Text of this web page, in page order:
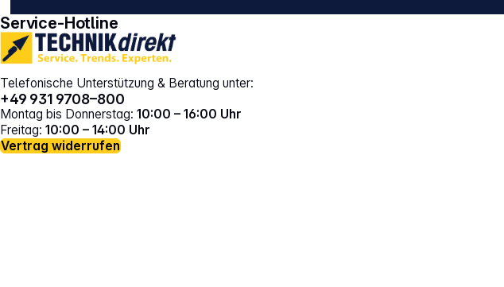
Service-Hotline
Telefonische Unterstützung & Beratung unter:
+49 931 9708–800
Montag bis Donnerstag: 10:00 – 16:00 Uhr
Freitag: 10:00 – 14:00 Uhr
Vertrag widerrufen